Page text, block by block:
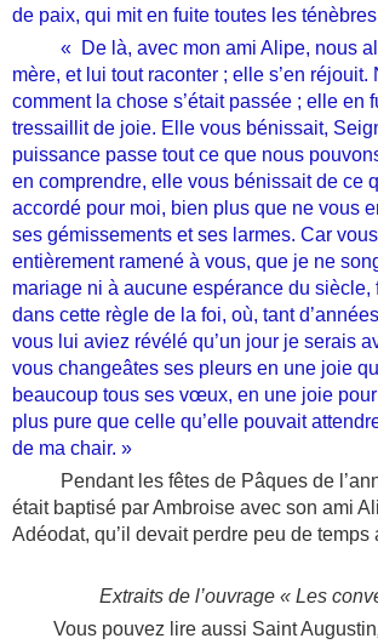
de paix, qui mit en fuite toutes les
« De là, avec mon ami Alipe, nous
mère, et lui tout raconter ; elle s’en
comment la chose s’était passée ; elle en
tressaillit de joie. Elle vous bénissait,
puissance passe tout ce que nous
en comprendre, elle vous bénissait de ce
accordé pour moi, bien plus que ne vous
ses gémissements et ses larmes. Car
entièrement ramené à vous, que je ne
mariage ni à aucune espérance du siècle,
dans cette règle de la foi, où, tant
vous lui aviez révélé qu’un jour je serais
vous changeâtes ses pleurs en une joie
beaucoup tous ses vœux, en une joie
plus pure que celle qu’elle pouvait
de ma chair. »
Pendant les fêtes de Pâques de
était baptisé par Ambroise avec son ami
Adéodat, qu’il devait perdre peu de temps
Extraits de l’ouvrage « Les
Vous pouvez lire aussi Saint Augustin